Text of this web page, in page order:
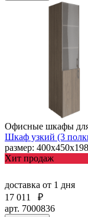
Офисные шкафы
Шкаф узкий (3
размер:
Хит продаж
доставка от 1 дня
17 011
₽
арт. 7000836